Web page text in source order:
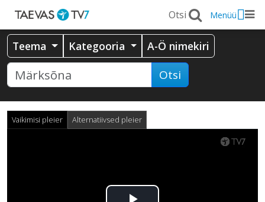
Menüü
Teema Kategooria A-Ö nimekiri
Otsi
Vaikimisi pleier Alternatiivsed pleier